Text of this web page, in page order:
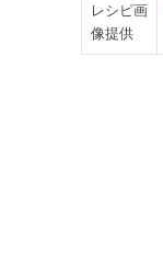
レシピ画
像提供